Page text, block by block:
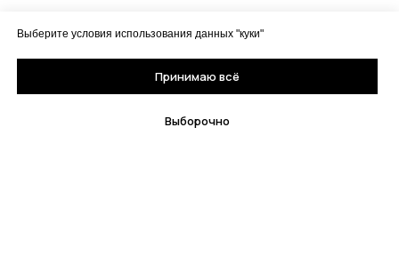
Выберите условия использования данных "куки"
Принимаю всё
Выборочно